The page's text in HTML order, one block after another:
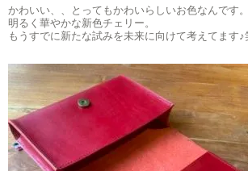
かわいい、、とってもかわいらしいお色なんです。
明るく華やかな新色チェリー。
もうすでに新たな試みを未来に向けて考えてます♪